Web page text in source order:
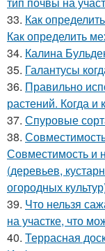
33. Как
Как определить
34. Калина
35. Галантусы
36. Правильно
растений. Когда и
37. Спуровые
38.
Совместимость и
(деревьев,
огородных
39. Что нельзя
на участке, что
40. Террасная